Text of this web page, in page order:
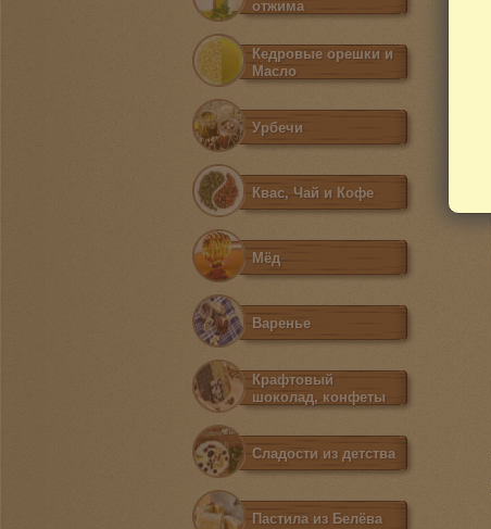
отжима
Кедровые орешки и
Масло
Урбечи
Квас, Чай и Кофе
Мёд
Варенье
Крафтовый
шоколад, конфеты
Сладости из детства
Пастила из Белёва